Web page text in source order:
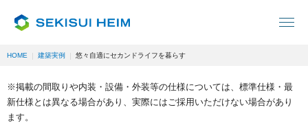
HOME 建築実例 悠々自適にセカンドライフを暮らす
※掲載の間取りや内装・設備・外装等の仕様については、標準仕様・最
新仕様とは異なる場合があり、実際にはご採用いただけない場合があり
ます。